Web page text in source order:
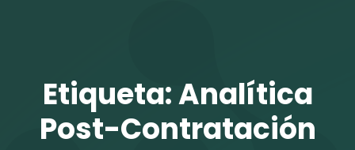
Etiqueta:Analítica
Post-Contratación